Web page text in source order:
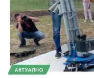
АКТУАЛНО